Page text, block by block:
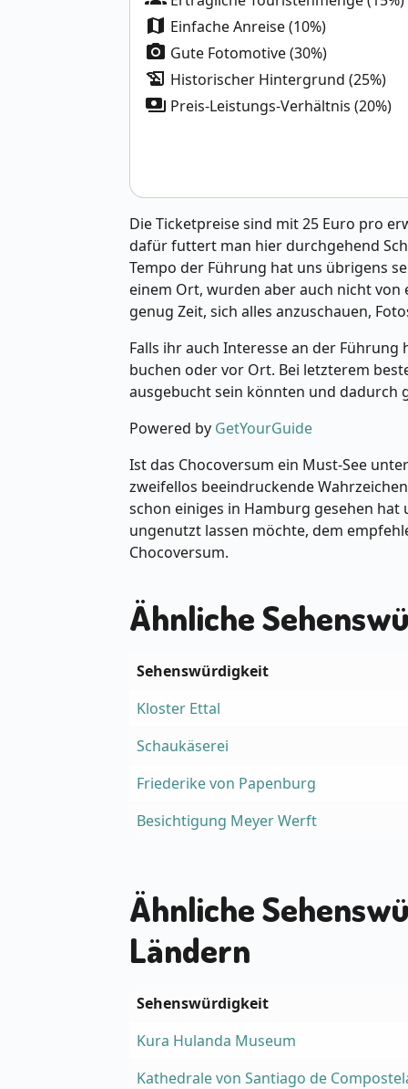
map Einfache Anreise (10%)
photo_camera Gute Fotomotive (30%)
history_edu Historischer Hintergrund (25%)
payments Preis-Leistungs-Verhältnis (20%)
Die Ticketpreise sind mit 25 Euro pro
dafür futtert man hier durchgehend
Tempo der Führung hat uns übrigens
einem Ort, wurden aber auch nicht von
genug Zeit, sich alles anzuschauen,
Falls ihr auch Interesse an der
buchen oder vor Ort. Bei letzterem
ausgebucht sein könnten und dadurch
Powered by GetYourGuide
Ist das Chocoversum ein Must-See
zweifellos beeindruckende
schon einiges in Hamburg gesehen
ungenutzt lassen möchte, dem
Chocoversum.
Ähnliche
Sehenswürdigkeit
Kloster Ettal
Schaukäserei
Friederike von Papenburg
Besichtigung Meyer Werft
Ähnliche
Ländern
Sehenswürdigkeit
Kura Hulanda Museum
Kathedrale von Santiago de